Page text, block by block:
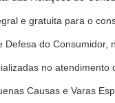
e gratuita para o
do Consumidor,
no
Causas e Varas